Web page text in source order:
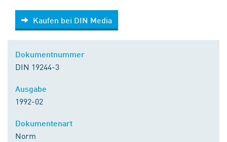
Kaufen bei DIN Media
Kaufen bei DIN Media
DIN 19244-3
1992-02
Norm